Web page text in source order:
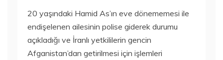
20 yaşındaki Hamid As’ın eve dönememesi ile
endişelenen ailesinin polise giderek durumu
açıkladığı ve İranlı yetkililerin gencin
Afganistan’dan getirilmesi için işlemleri